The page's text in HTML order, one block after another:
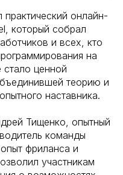
онлайн-
который собрал
и всех, кто
на
ценной
теорию и
наставника.
Тищенко, опытный
команды
фриланса и
участникам